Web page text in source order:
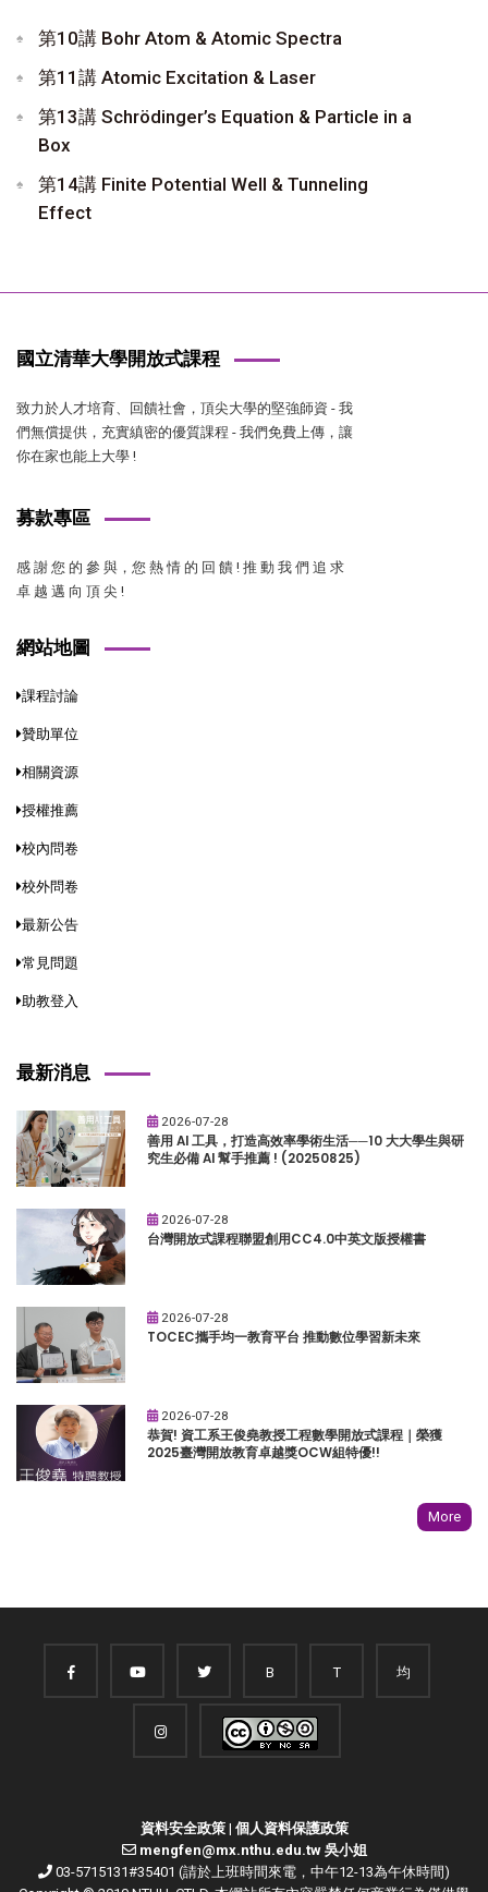
第10講 Bohr Atom & Atomic Spectra
第11講 Atomic Excitation & Laser
第13講 Schrödinger’s Equation & Particle in a
Box
第14講 Finite Potential Well & Tunneling
Effect
國立清華大學開放式課程
致力於人才培育、回饋社會，頂尖大學的堅強師資 - 我
們無償提供，充實縝密的優質課程 - 我們免費上傳，讓
你在家也能上大學 !
募款專區
感 謝 您 的 參 與，您 熱 情 的 回 饋 ! 推 動 我 們 追 求
卓 越 邁 向 頂 尖 !
網站地圖
課程討論
贊助單位
相關資源
授權推薦
校內問卷
校外問卷
最新公告
常見問題
助教登入
最新消息
2026-07-28
善用 AI 工具，打造高效率學術生活──10 大大學生與研
究生必備 AI 幫手推薦 ! (20250825)
2026-07-28
台灣開放式課程聯盟創用CC4.0中英文版授權書
2026-07-28
TOCEC攜手均一教育平台 推動數位學習新未來
2026-07-28
恭賀! 資工系王俊堯教授工程數學開放式課程｜榮獲
2025臺灣開放教育卓越獎OCW組特優!!
More
B T 均
資料安全政策| 個人資料保護政策
mengfen@mx.nthu.edu.tw 吳小姐
03-5715131#35401 (請於上班時間來電，中午12-13為午休時間)